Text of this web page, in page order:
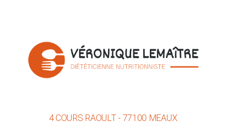
4 COURS RAOULT - 77100 MEAUX